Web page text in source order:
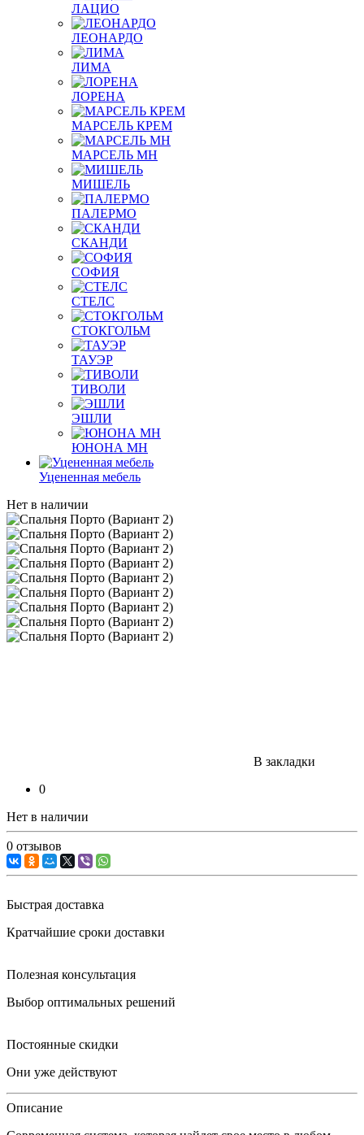
ЛАЦИО
ЛЕОНАРДО
ЛИМА
ЛОРЕНА
МАРСЕЛЬ КРЕМ
МАРСЕЛЬ МН
МИШЕЛЬ
ПАЛЕРМО
СКАНДИ
СОФИЯ
СТЕЛС
СТОКГОЛЬМ
ТАУЭР
ТИВОЛИ
ЭШЛИ
ЮНОНА МН
Уцененная мебель
Нет в наличии
В закладки
0
Нет в наличии
0 отзывов
Быстрая доставка
Кратчайшие сроки доставки
Полезная консультация
Выбор оптимальных решений
Постоянные скидки
Они уже действуют
Описание